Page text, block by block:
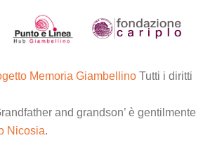
Memoria Giambellino Tutti i diritti
and grandson’ è gentilmente
Nicosia.